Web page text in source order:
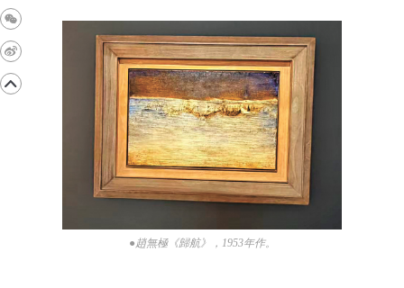
●趙無極《歸航》，1953年作。